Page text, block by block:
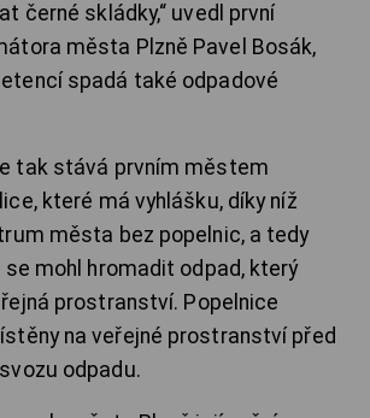
černé skládky,“ uvedl první
města Plzně Pavel Bosák,
spadá také odpadové
tak stává prvním městem
které má vyhlášku, díky níž
města bez popelnic, a tedy
mohl hromadit odpad, který
prostranství. Popelnice
na veřejné prostranství před
odpadu.